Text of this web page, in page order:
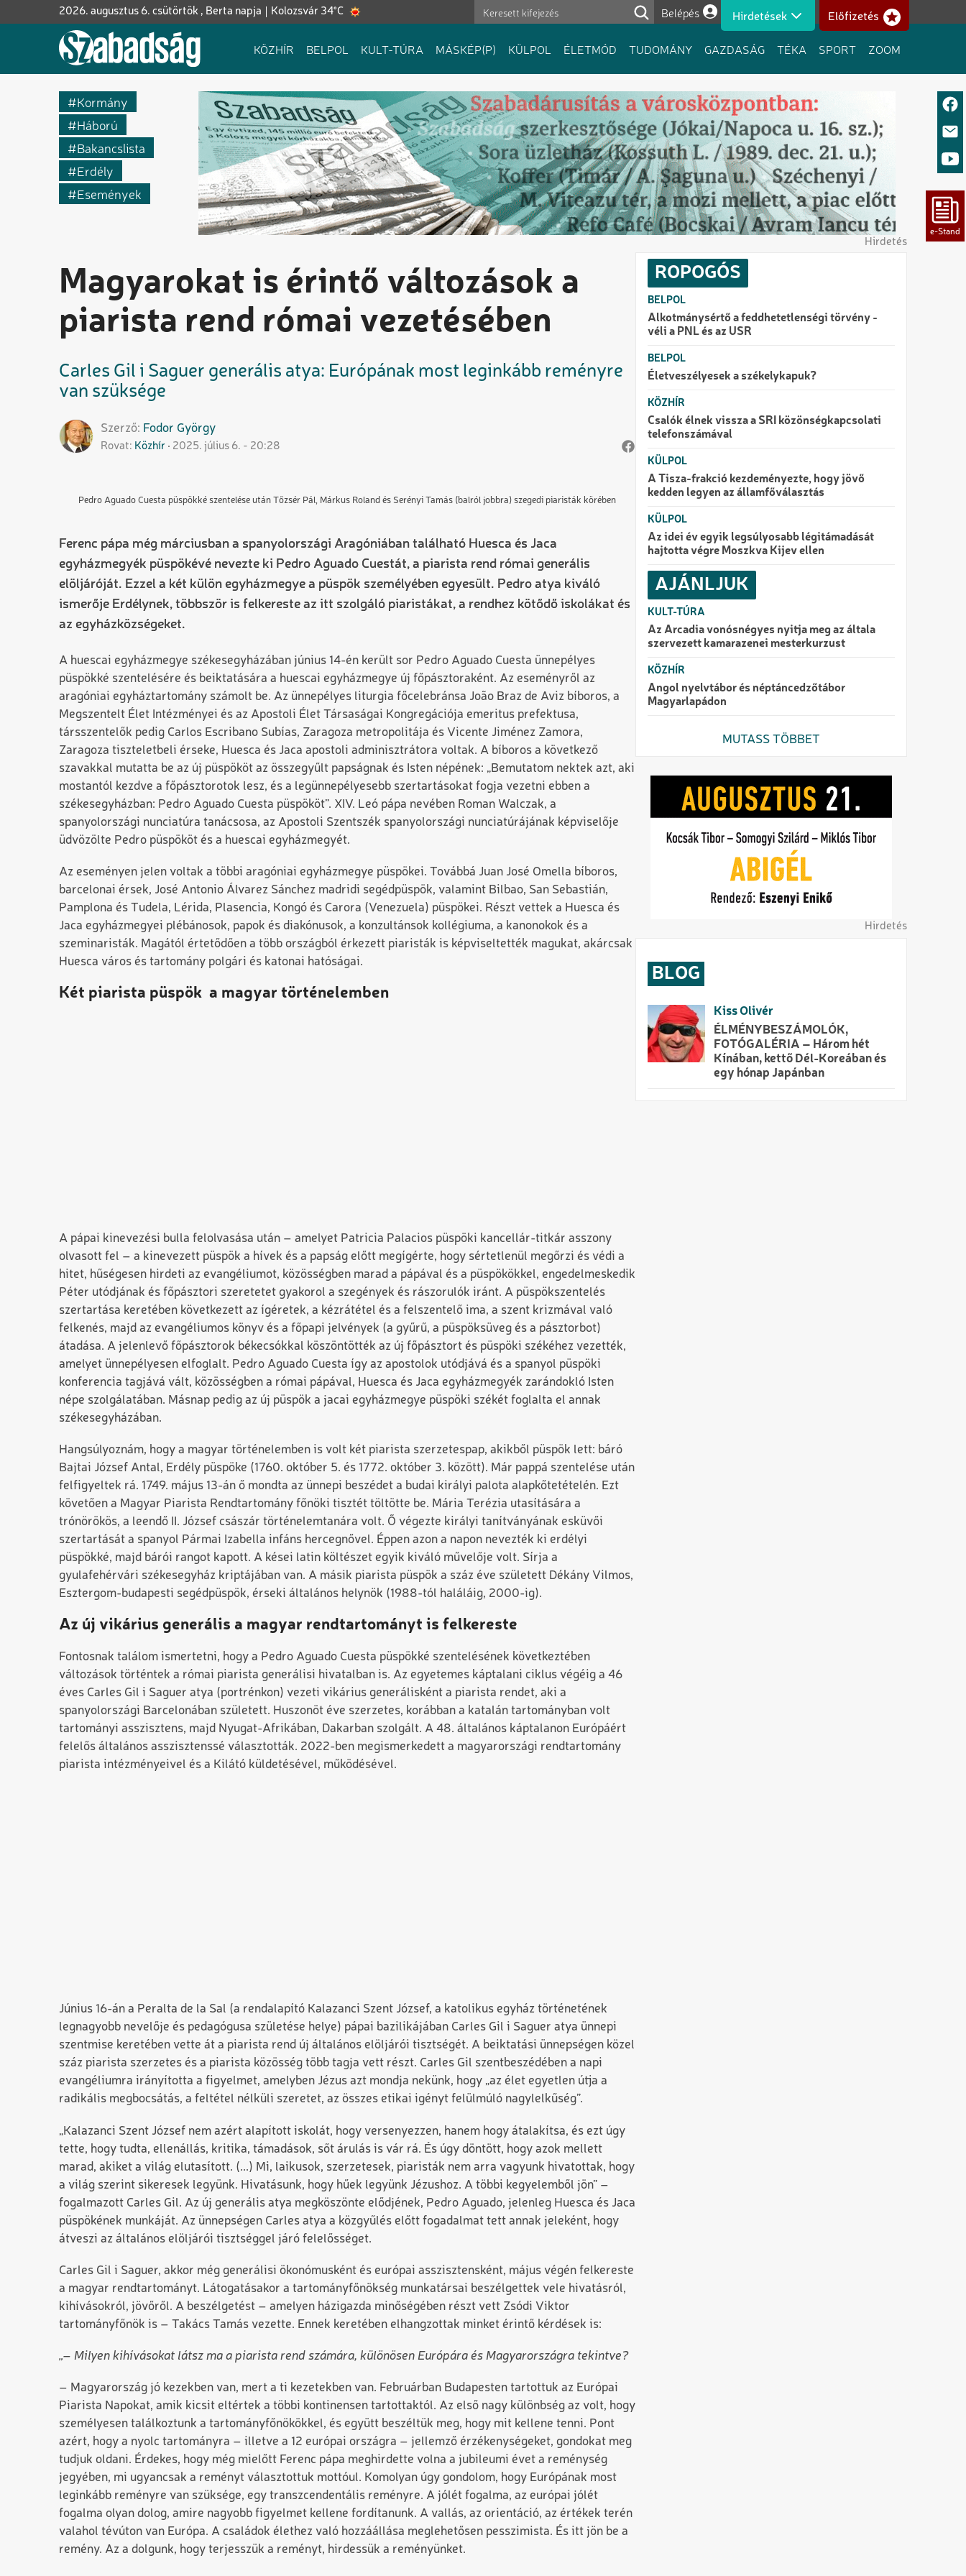
a
Kolozsvár 34°C
2026. augusztus 6. csütörtök , Berta napja
Felhasználói fiók menüje
Belépés Hirdetések Előfizetés
Fő
KÖZHÍR BELPOL KULT-TÚRA MÁSKÉP(P) KÜLPOL ÉLETMÓD TUDOMÁNY GAZDASÁG TÉKA SPORT ZOOM
Kormány
Háború
Bakancslista
Erdély
Események
Hirdetés
Magyarokat is érintő változások a
piarista rend római vezetésében
Carles Gil i Saguer generális atya: Európának most leginkább reményre
van szüksége
Szerző Fodor György
Rovat Közhír 2025. július 6. - 20:28
Pedro Aguado Cuesta püspökké szentelése után Tőzsér Pál, Márkus Roland és Serényi Tamás (balról jobbra) szegedi piaristák körében
Ferenc pápa még márciusban a spanyolországi Aragóniában található Huesca és Jaca
egyházmegyék püspökévé nevezte ki Pedro Aguado Cuestát, a piarista rend római generális
elöljáróját. Ezzel a két külön egyházmegye a püspök személyében egyesült. Pedro atya kiváló
ismerője Erdélynek, többször is felkereste az itt szolgáló piaristákat, a rendhez kötődő iskolákat és
az egyházközségeket.
A huescai egyházmegye székesegyházában június 14-én került sor Pedro Aguado Cuesta ünnepélyes
püspökké szentelésére és beiktatására a huescai egyházmegye új főpásztoraként. Az eseményről az
aragóniai egyháztartomány számolt be. Az ünnepélyes liturgia főcelebránsa João Braz de Aviz bíboros, a
Megszentelt Élet Intézményei és az Apostoli Élet Társaságai Kongregációja emeritus prefektusa,
társszentelők pedig Carlos Esc­ri­bano Subías, Zaragoza metropolitája és Vicente Jiménez Zamo­ra,
Zaragoza tiszteletbeli érseke, Huesca és Jaca apostoli admi­nisztrátora voltak. A bíboros a következő
szavakkal mutatta be az új püspököt az összegyűlt papságnak és Isten népé­nek: „Bemutatom nektek azt, aki
mostantól kezdve a főpásztorotok lesz, és a legünnepélyesebb szertartásokat fogja vezetni ebben a
székesegyházban: Pedro Aguado Cuesta püspököt”. XIV. Leó pápa nevében Roman Walczak, a
spanyolországi nunciatúra tanácsosa, az Apostoli Szentszék spanyolországi nunciatúrájának képviselője
üdvözölte Pedro püspököt és a huescai egyházmegyét.
Az eseményen jelen voltak a többi aragóniai egyházmegye püspökei. Továbbá Juan José Omella bíboros,
barcelonai érsek, José Antonio Álvarez Sánchez madridi segédpüspök, valamint Bilbao, San Sebastián,
Pamplona és Tudela, Lérida, Plasencia, Kongó és Carora (Venezuela) püspökei. Részt vettek a Huesca és
Jaca egyházmegyei plébánosok, papok és diakónusok, a konzultánsok kollégiuma, a kanonokok és a
szeminaristák. Magától értetődően a több országból érkezett piaristák is képviseltették magukat, akárcsak
Huesca város és tartomány polgári és katonai hatóságai.
Két piarista püspök a magyar történelemben
A pápai kinevezési bulla felolvasása után – amelyet Patricia Palacios püspöki kancellár-titkár asszony
olvasott fel – a kinevezett püspök a hívek és a papság előtt megígérte, hogy sértetlenül megőrzi és védi a
hitet, hűségesen hirdeti az evangéliumot, közösségben marad a pápával és a püspökökkel, engedelmeskedik
Péter utódjának és főpásztori szeretetet gyakorol a szegények és rászorulók iránt. A püspökszentelés
szertartása keretében következett az ígéretek, a kézrátétel és a felszentelő ima, a szent krizmával való
felkenés, majd az evangéliumos könyv és a főpapi jelvények (a gyűrű, a püspöksüveg és a pásztorbot)
átadása. A jelenlevő főpásztorok békecsókkal köszöntötték az új főpásztort és püspöki székéhez vezették,
amelyet ünnepélyesen elfoglalt. Pedro Aguado Cuesta így az apostolok utódjává és a spanyol püspöki
konferencia tagjává vált, közösségben a római pápával, Huesca és Jaca egyházmegyék zarándokló Isten
népe szolgálatában. Másnap pedig az új püspök a jacai egyházmegye püspöki székét foglalta el annak
székesegyházában.
Hangsúlyoznám, hogy a magyar történelemben is volt két piarista szerzetespap, akikből püspök lett: báró
Bajtai József Antal, Erdély püspöke (1760. október 5. és 1772. október 3. között). Már pappá szentelése után
felfigyeltek rá. 1749. május 13-án ő mondta az ünnepi beszédet a budai királyi palota alapkőtetételén. Ezt
követően a Magyar Piarista Rendtartomány főnöki tisztét töltötte be. Mária Terézia utasítására a
trónörökös, a leendő II. József császár történelemtanára volt. Ő végezte királyi tanítványának esküvői
szertartását a spanyol Pármai Izabella infáns hercegnővel. Éppen azon a napon nevezték ki erdélyi
püspökké, majd bárói rangot kapott. A kései latin költészet egyik kiváló művelője volt. Sírja a
gyulafehérvári székesegyház kriptájában van. A másik piarista püspök a száz éve született Dékány Vilmos,
Esztergom-budapesti segédpüspök, érseki általános helynök (1988-tól haláláig, 2000-ig).
Az új vikárius generális a magyar rendtartományt is felkereste
Fontosnak találom ismertetni, hogy a Pedro Aguado Cuesta püspökké szentelésének következtében
változások történtek a római piarista generálisi hivatalban is. Az egyetemes káptalani ciklus végéig a 46
éves Carles Gil i Saguer atya (portrénkon) vezeti vikárius generálisként a piarista rendet, aki a
spanyolországi Barcelonában született. Huszonöt éve szerzetes, korábban a katalán tartományban volt
tartományi asszisztens, majd Nyugat-Afrikában, Dakarban szolgált. A 48. általános káptalanon Európáért
felelős általános asszisztenssé választották. 2022-ben megismerkedett a magyarországi rendtartomány
piarista intézményeivel és a Kilátó küldetésével, működésével.
Június 16-án a Peralta de la Sal (a rendalapító Kalazanci Szent József, a katolikus egyház történetének
legnagyobb nevelője és pedagógusa születése helye) pápai bazilikájában Carles Gil i Saguer atya ünnepi
szentmise keretében vette át a piarista rend új általános elöljárói tisztségét. A beiktatási ünnepségen közel
száz piarista szerzetes és a piarista közösség több tagja vett részt. Carles Gil szentbeszédében a napi
evangéliumra irányította a figyelmet, amelyben Jézus azt mondja nekünk, hogy „az élet egyetlen útja a
radikális megbocsátás, a feltétel nélküli szeretet, az összes etikai igényt felülmúló nagylelkűség”.
„Kalazanci Szent József nem azért alapított iskolát, hogy versenyezzen, hanem hogy átalakítsa, és ezt úgy
tette, hogy tudta, ellenállás, kritika, támadások, sőt árulás is vár rá. És úgy döntött, hogy azok mellett
marad, akiket a világ elutasított. (...) Mi, laikusok, szerzetesek, piaristák nem arra vagyunk hivatottak, hogy
a világ szerint sikeresek legyünk. Hivatásunk, hogy hűek legyünk Jézushoz. A többi kegyelemből jön” –
fogalmazott Carles Gil. Az új generális atya megköszönte elődjének, Pedro Aguado, jelenleg Huesca és Jaca
püspökének munkáját. Az ünnepségen Carles atya a közgyűlés előtt fogadalmat tett annak jeleként, hogy
átveszi az általános elöljárói tisztséggel járó felelősséget.
Carles Gil i Saguer, akkor még generálisi ökonómusként és európai asszisztensként, május végén felkereste
a magyar rendtartományt. Látogatásakor a tartományfőnökség munkatársai beszélgettek vele hivatásról,
kihívásokról, jövőről. A beszélgetést – amelyen házigazda minőségében részt vett Zsódi Viktor
tartományfőnök is – Takács Tamás vezette. Ennek keretében elhangzottak minket érintő kérdések is:
„– Milyen kihívásokat látsz ma a piarista rend számára, különösen Európára és Magyarországra tekintve?
– Magyarország jó kezekben van, mert a ti kezetekben van. Februárban Budapesten tartottuk az Európai
Piarista Napokat, amik kicsit eltértek a többi kontinensen tartottaktól. Az első nagy különbség az volt, hogy
személyesen találkoztunk a tartományfőnökökkel, és együtt beszéltük meg, hogy mit kellene tenni. Pont
azért, hogy a nyolc tartományra – illetve a 12 európai országra – jellemző érzékenységeket, gondokat meg
tudjuk oldani. Érdekes, hogy még mielőtt Ferenc pápa meghirdette volna a jubileumi évet a reménység
jegyében, mi ugyancsak a reményt választottuk mottóul. Komolyan úgy gondolom, hogy Európának most
leginkább reményre van szüksége, egy transzcendentális reményre. A jólét fogalma, az európai jólét
fogalma olyan dolog, amire nagyobb figyelmet kellene fordítanunk. A vallás, az orientáció, az értékek terén
valahol tévúton van Európa. A családok élethez való hozzáállása meglehetősen pesszimista. És itt jön be a
remény. Az a dolgunk, hogy terjesszük a reményt, hirdessük a reményünket.
ROPOGÓS
BELPOL
Alkotmánysértő a feddhetetlenségi törvény -
véli a PNL és az USR
BELPOL
Életveszélyesek a székelykapuk?
KÖZHÍR
Csalók élnek vissza a SRI közönségkapcsolati
telefonszámával
KÜLPOL
A Tisza-frakció kezdeményezte, hogy jövő
kedden legyen az államfőválasztás
KÜLPOL
Az idei év egyik legsúlyosabb légitámadását
hajtotta végre Moszkva Kijev ellen
AJÁNLJUK
KULT-TÚRA
Az Arcadia vonósnégyes nyitja meg az általa
szervezett kamarazenei mesterkurzust
KÖZHÍR
Angol nyelvtábor és néptáncedzőtábor
Magyarlapádon
MUTASS TÖBBET
Hirdetés
BLOG
Kiss Olivér
ÉLMÉNYBESZÁMOLÓK,
FOTÓGALÉRIA – Három hét
Kínában, kettő Dél-Koreában és
egy hónap Japánban